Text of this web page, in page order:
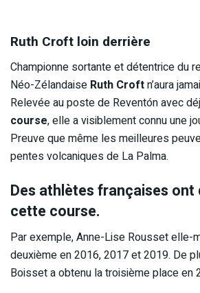
Ruth Croft loin derrière
Championne sortante et détentrice du
Néo-Zélandaise Ruth Croftn’aura
Relevée au poste de Reventón avec
course, elle a visiblement connu une
Preuve que même les meilleures
pentes volcaniques de La Palma.
Des athlètes françaises ont
cette course.
Par exemple, Anne-Lise Rousset elle-
deuxième en 2016, 2017 et 2019. De
Boisset a obtenu la troisième place en